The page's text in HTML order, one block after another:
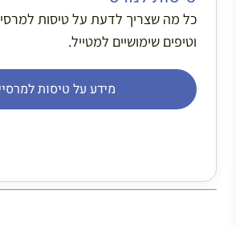
וטיפים שימושיים למטייל.
מידע על טיסות